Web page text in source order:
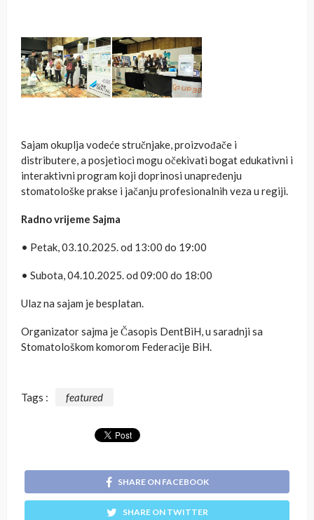
Sajam okuplja vodeće stručnjake, proizvođače i
distributere, a posjetioci mogu očekivati bogat edukativni i
interaktivni program koji doprinosi unapređenju
stomatološke prakse i jačanju profesionalnih veza u regiji.
Radno vrijeme Sajma
• Petak, 03.10.2025. od 13:00 do 19:00
• Subota, 04.10.2025. od 09:00 do 18:00
Ulaz na sajam je besplatan.
Organizator sajma je Časopis DentBiH, u saradnji sa
Stomatološkom komorom Federacije BiH.
Tags : featured
SHARE ON FACEBOOK
SHARE ON TWITTER